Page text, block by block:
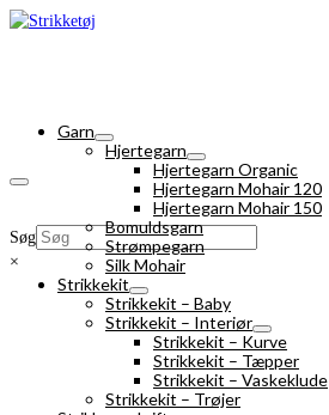
Søg
×
Garn
Hjertegarn
Hjertegarn Organic
Hjertegarn Mohair 120
Hjertegarn Mohair 150
Bomuldsgarn
Strømpegarn
Silk Mohair
Strikkekit
Strikkekit – Baby
Strikkekit – Interiør
Strikkekit – Kurve
Strikkekit – Tæpper
Strikkekit – Vaskeklude
Strikkekit – Trøjer